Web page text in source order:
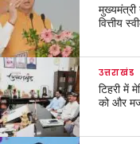
मुख्यमंत्री
वित्तीय
उत्तराखंड
टिहरी में
को और